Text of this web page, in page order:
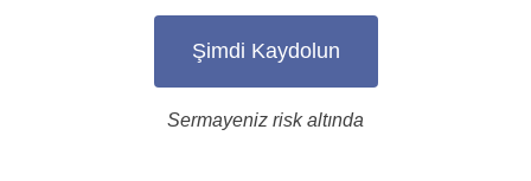
Şimdi Kaydolun
Sermayeniz risk altında